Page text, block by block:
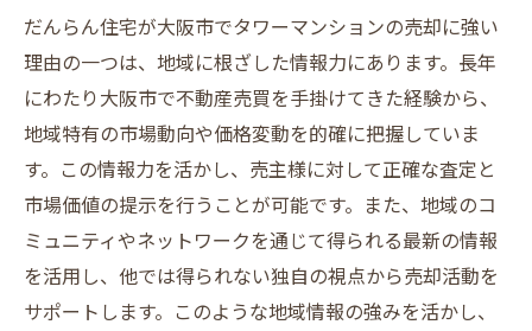
だんらん住宅が大阪市でタワーマンションの売却に強い
理由の一つは、地域に根ざした情報力にあります。長年
にわたり大阪市で不動産売買を手掛けてきた経験から、
地域特有の市場動向や価格変動を的確に把握していま
す。この情報力を活かし、売主様に対して正確な査定と
市場価値の提示を行うことが可能です。また、地域のコ
ミュニティやネットワークを通じて得られる最新の情報
を活用し、他では得られない独自の視点から売却活動を
サポートします。このような地域情報の強みを活かし、